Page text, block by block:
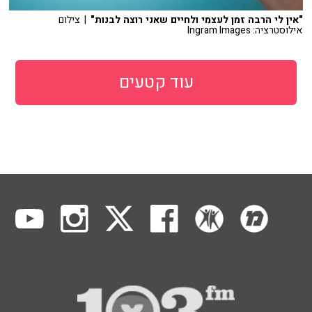
"אין לי הרבה זמן לעצמי ולחיים שאני רוצה לבנות" | צילום
אילוסטרציה: Ingram Images
עוד קטעים